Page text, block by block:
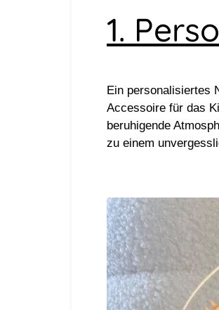
1.
Ein personalisiertes
Accessoire für das
beruhigende
zu einem